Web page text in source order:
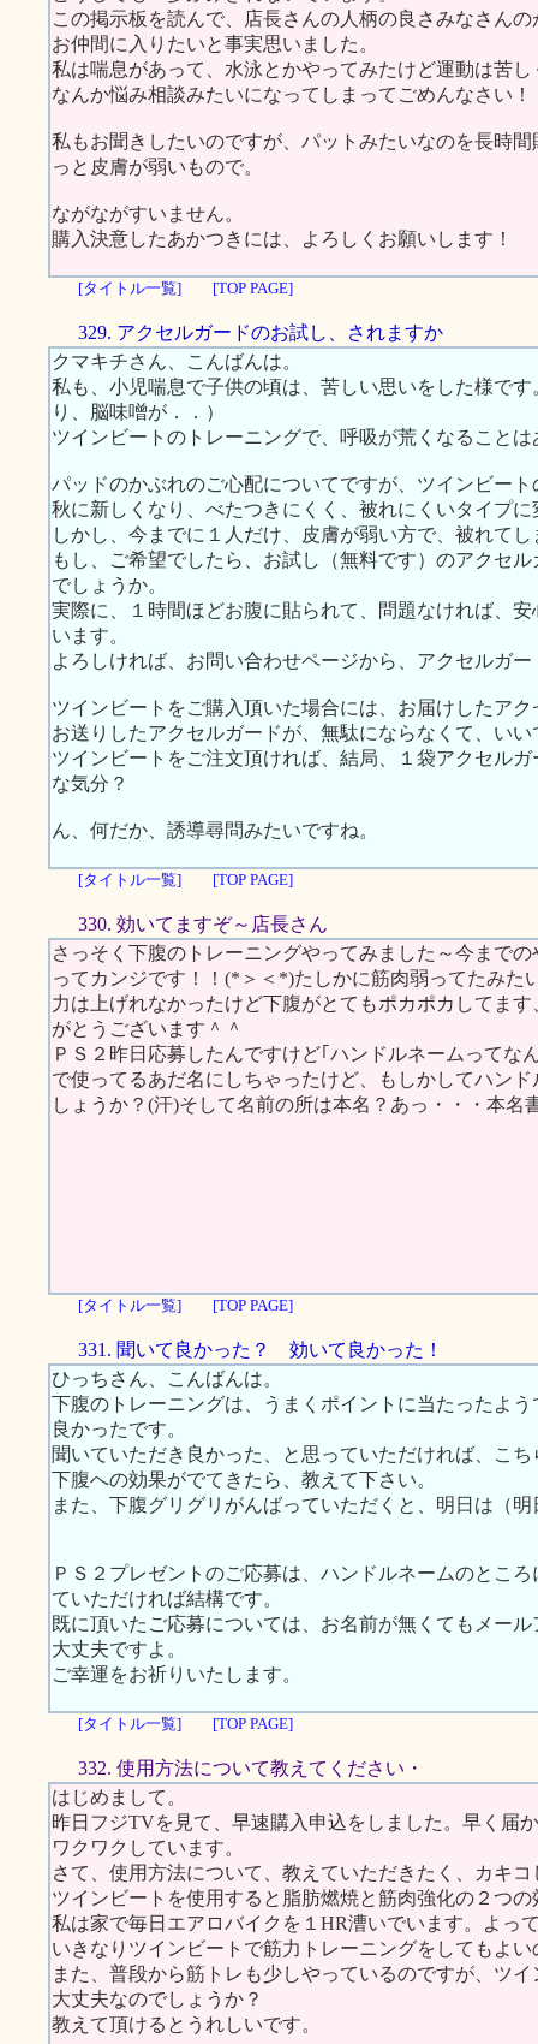
この掲示板を読んで、店長さんの人柄の良さみなさん
お仲間に入りたいと事実思いました。
私は喘息があって、水泳とかやってみたけど運動は苦
なんか悩み相談みたいになってしまってごめんなさい！
私もお聞きしたいのですが、パットみたいなのを長時
っと皮膚が弱いもので。
ながながすいません。
購入決意したあかつきには、よろしくお願いします！
[タイトル一覧] [TOP PAGE]
329. アクセルガードのお試し、されますか
クマキチさん、こんばんは。
私も、小児喘息で子供の頃は、苦しい思いをした様で
り、脳味噌が．．）
ツインビートのトレーニングで、呼吸が荒くなること
パッドのかぶれのご心配についてですが、ツインビー
秋に新しくなり、べたつきにくく、被れにくいタイプ
しかし、今までに１人だけ、皮膚が弱い方で、被れて
もし、ご希望でしたら、お試し（無料です）のアクセ
でしょうか。
実際に、１時間ほどお腹に貼られて、問題なければ、
います。
よろしければ、お問い合わせページから、アクセルガ
ツインビートをご購入頂いた場合には、お届けしたア
お送りしたアクセルガードが、無駄にならなくて、いい
ツインビートをご注文頂ければ、結局、１袋アクセル
な気分？
ん、何だか、誘導尋問みたいですね。
[タイトル一覧] [TOP PAGE]
330. 効いてますぞ～店長さん
さっそく下腹のトレーニングやってみました～今まで
ってカンジです！！(*＞＜*)たしかに筋肉弱ってたみた
力は上げれなかったけど下腹がとてもポカポカしてま
がとうございます＾＾
ＰＳ２昨日応募したんですけど｢ハンドルネームってな
で使ってるあだ名にしちゃったけど、もしかしてハン
しょうか？(汗)そして名前の所は本名？あっ・・・本
[タイトル一覧] [TOP PAGE]
331. 聞いて良かった？ 効いて良かった！
ひっちさん、こんばんは。
下腹のトレーニングは、うまくポイントに当たったよう
良かったです。
聞いていただき良かった、と思っていただければ、こ
下腹への効果がでてきたら、教えて下さい。
また、下腹グリグリがんばっていただくと、明日は（
ＰＳ２プレゼントのご応募は、ハンドルネームのとこ
ていただければ結構です。
既に頂いたご応募については、お名前が無くてもメー
大丈夫ですよ。
ご幸運をお祈りいたします。
[タイトル一覧] [TOP PAGE]
332. 使用方法について教えてください・
はじめまして。
昨日フジTVを見て、早速購入申込をしました。早く届
ワクワクしています。
さて、使用方法について、教えていただきたく、カキ
ツインビートを使用すると脂肪燃焼と筋肉強化の２つ
私は家で毎日エアロバイクを１HR漕いでいます。よっ
いきなりツインビートで筋力トレーニングをしてもよ
また、普段から筋トレも少しやっているのですが、ツ
大丈夫なのでしょうか？
教えて頂けるとうれしいです。